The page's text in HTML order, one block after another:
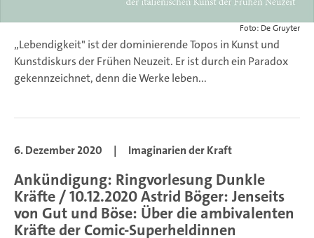
Foto: De Gruyter
„Lebendigkeit" ist der dominierende Topos in Kunst und
Kunstdiskurs der Frühen Neuzeit. Er ist durch ein Paradox
gekennzeichnet, denn die Werke leben...
6. Dezember 2020 | Imaginarien der Kraft
Ankündigung: Ringvorlesung Dunkle
Kräfte / 10.12.2020 Astrid Böger: Jenseits
von Gut und Böse: Über die ambivalenten
Kräfte der Comic-Superheldinnen